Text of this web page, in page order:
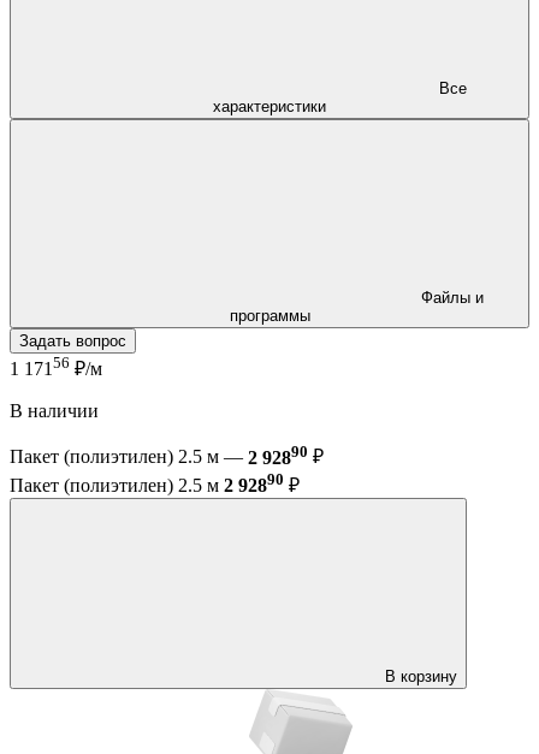
характеристики
программы
Задать вопрос
1 171 56 ₽/м
В наличии
Пакет (полиэтилен) 2.5 м — 2 92890 ₽
Пакет (полиэтилен) 2.5 м 2 92890 ₽
В корзину